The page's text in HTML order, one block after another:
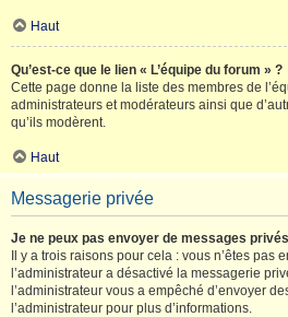
Haut
Qu’est-ce que le lien « L’équipe du forum » ?
Cette page donne la liste des membres de
administrateurs et modérateurs ainsi que
qu’ils modèrent.
Haut
Messagerie privée
Je ne peux pas envoyer de messages
Il y a trois raisons pour cela : vous n’êtes pas
l’administrateur a désactivé la messagerie
l’administrateur vous a empêché d’envoyer
l’administrateur pour plus d’informations.